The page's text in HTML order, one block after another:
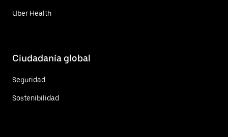
Uber Health
Ciudadanía global
Seguridad
Sostenibilidad